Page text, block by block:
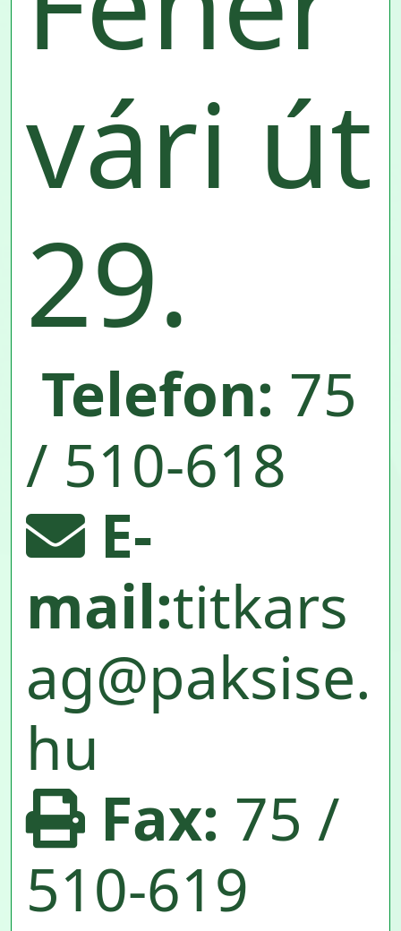
vári út
29.
Telefon: 75
/ 510-618
E-
mail:titkars
ag@paksise.
hu
Fax: 75 /
510-619